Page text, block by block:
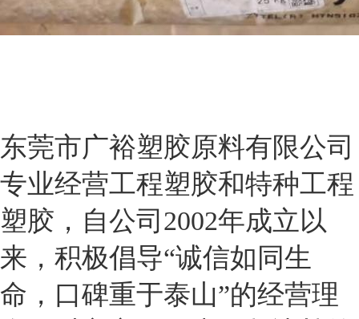
东莞市广裕塑胶原料有限公司
专业经营工程塑胶和特种工程
塑胶，自公司2002年成立以
来，积极倡导“诚信如同生
命，口碑重于泰山”的经营理